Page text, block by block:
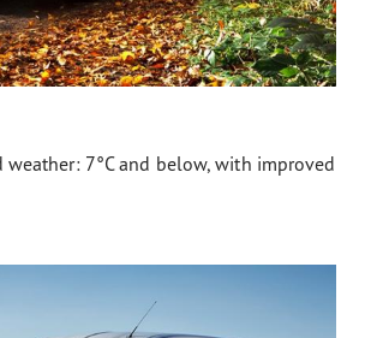
weather: 7°C and below, with improved